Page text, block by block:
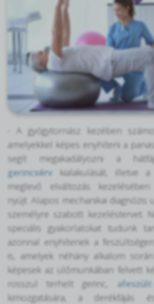
- A gyógytornász kezében
amelyekkel képes enyhíteni a
segít megakadályozni a
gerincsérv kialakulását, illetve
meglevő elváltozás
nyújt. Alapos mechanikai diagnózis
személyre szabott kezeléstervet.
speciális gyakorlatokat tudunk
azonnal enyhítenek a
is, amelyek néhány alkalom
képesek az ülőmunkában felvett
rosszul terhelt gerinc, afeszült
kimozgatására, a derékfájás